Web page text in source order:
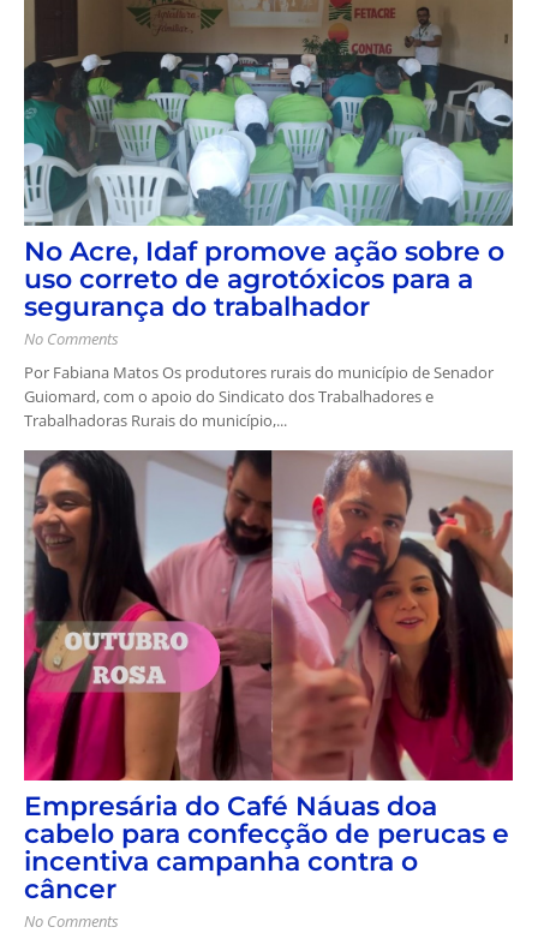
No Acre, Idaf promove ação sobre o
uso correto de agrotóxicos para a
segurança do trabalhador
No Comments
Por Fabiana Matos Os produtores rurais do município de Senador
Guiomard, com o apoio do Sindicato dos Trabalhadores e
Trabalhadoras Rurais do município,...
Empresária do Café Náuas doa
cabelo para confecção de perucas e
incentiva campanha contra o
câncer
No Comments